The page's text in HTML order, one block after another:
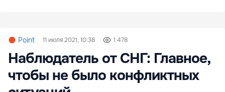
Point 11 июля 2021, 10:38 1 478
Наблюдатель от СНГ: Главное,
чтобы не было конфликтных